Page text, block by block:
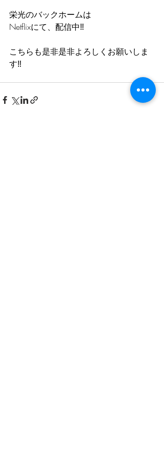
栄光のバックホームは
Netflixにて、配信中‼️
こちらも是非是非よろしくお願いしま
す‼️